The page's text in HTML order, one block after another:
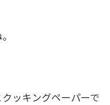
ッキングペーパーで